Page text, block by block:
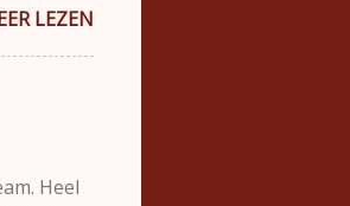
LEZEN
Heel